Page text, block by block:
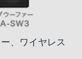
、ワイヤレス